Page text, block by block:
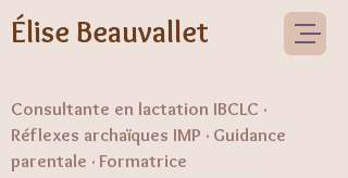
Élise Beauvallet
Consultante en lactation IBCLC ·
Réflexes archaïques IMP · Guidance
parentale · Formatrice